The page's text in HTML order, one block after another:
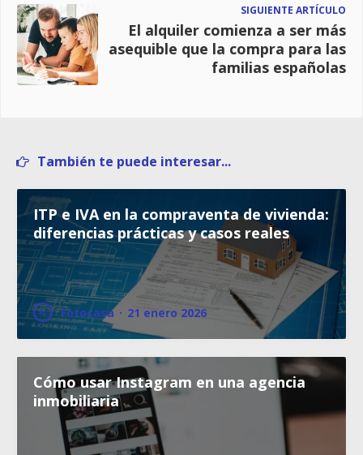
SIGUIENTE ARTÍCULO
El alquiler comienza a ser más
asequible que la compra para las
familias españolas
También te puede interesar...
ITP e IVA en la compraventa de vivienda:
diferencias prácticas y casos reales
Fotocasa · 21 enero 2026
Cómo usar Instagram en una agencia
inmobiliaria